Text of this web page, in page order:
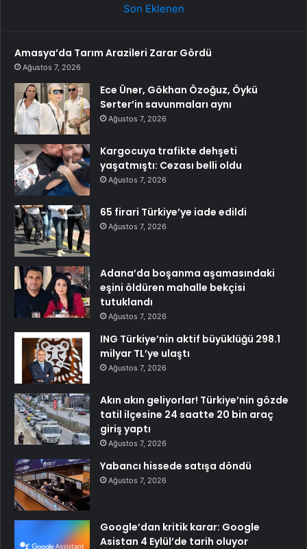
Son Eklenen
Amasya’da Tarım Arazileri Zarar Gördü
Ağustos 7, 2026
Ece Üner, Gökhan Özoğuz, Öykü
Serter’in savunmaları aynı
Ağustos 7, 2026
Kargocuya trafikte dehşeti
yaşatmıştı: Cezası belli oldu
Ağustos 7, 2026
65 firari Türkiye’ye iade edildi
Ağustos 7, 2026
Adana’da boşanma aşamasındaki
eşini öldüren mahalle bekçisi
tutuklandı
Ağustos 7, 2026
ING Türkiye’nin aktif büyüklüğü 298.1
milyar TL’ye ulaştı
Ağustos 7, 2026
Akın akın geliyorlar! Türkiye’nin gözde
tatil ilçesine 24 saatte 20 bin araç
giriş yaptı
Ağustos 7, 2026
Yabancı hissede satışa döndü
Ağustos 7, 2026
Google’dan kritik karar: Google
Asistan 4 Eylül’de tarih oluyor